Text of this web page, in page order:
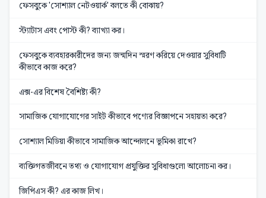
ফেসবুকে 'সোশ্যাল নেটওয়ার্ক' বলতে কী বোঝায়?
স্ট্যাটাস এবং পোস্ট কী? ব্যাখ্যা কর।
ফেসবুকে ব্যবহারকারীদের জন্য জন্মদিন স্মরণ করিয়ে দেওয়ার সুবিধাটি
কীভাবে কাজ করে?
এক্স-এর বিশেষ বৈশিষ্ট্য কী?
সামাজিক যোগাযোগের সাইট কীভাবে পণ্যের বিজ্ঞাপনে সহায়তা করে?
সোশ্যাল মিডিয়া কীভাবে সামাজিক আন্দোলনে ভূমিকা রাখে?
ব্যক্তিগতজীবনে তথ্য ও যোগাযোগ প্রযুক্তির সুবিধাগুলো আলোচনা কর।
জিপিএস কী? এর কাজ লিখ।